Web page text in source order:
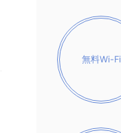
無料Wi-Fi